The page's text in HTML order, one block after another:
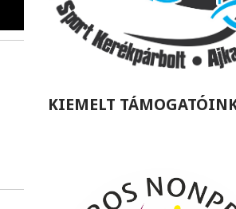
KIEMELT